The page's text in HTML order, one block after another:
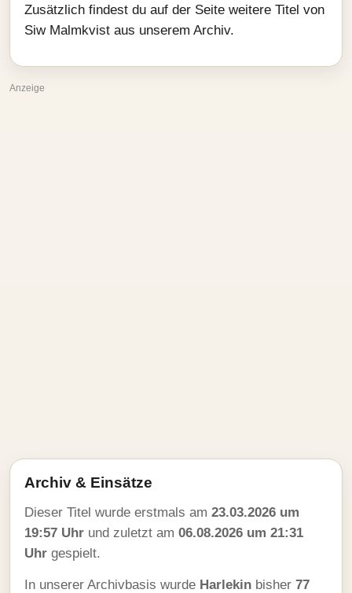
Zusätzlich findest du auf der Seite weitere Titel von
Siw Malmkvist aus unserem Archiv.
Anzeige
Archiv & Einsätze
Dieser Titel wurde erstmals am 23.03.2026 um
19:57 Uhr und zuletzt am 06.08.2026 um 21:31
Uhr gespielt.
In unserer Archivbasis wurde Harlekin bisher 77